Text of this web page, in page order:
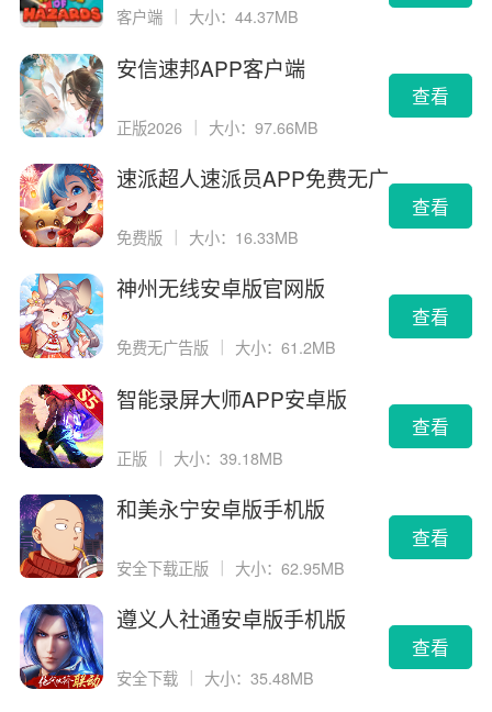
客户端 大小：44.37MB
安信速邦APP客户端
正版2026 ｜ 大小：97.66MB
查看
速派超人速派员APP免费无广
免费版 大小：16.33MB
查看
神州无线安卓版官网版
免费无广告版 大小：61.2MB
查看
智能录屏大师APP安卓版
正版 ｜ 大小：39.18MB
查看
和美永宁安卓版手机版
安全下载正版 大小：62.95MB
查看
遵义人社通安卓版手机版
安全下载 大小：35.48MB
查看